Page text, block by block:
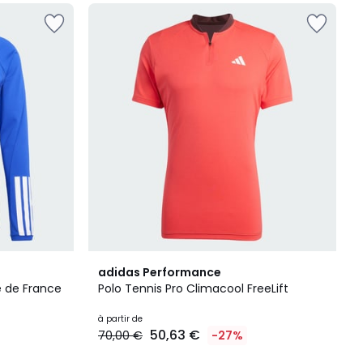
France
adidas Performance
Polo Tennis Pro Climacool FreeLift
à partir de
70,00 € 50,63 € -27%